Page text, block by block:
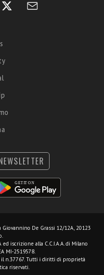
Giovannino De Grassi 12/12A, 20123
ed iscrizione alla C.C.I.A.A. di Milano
MI-2519578.
il n.37767. Tutti i diritti di proprietà
riservati.